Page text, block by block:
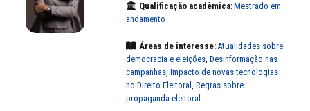
Qualificação acadêmica:Mestrado em
andamento
Áreas de interesse:Atualidades sobre
democracia e eleições, Desinformação nas
campanhas, Impacto de novas tecnologias
no Direito Eleitoral , Regras sobre
propaganda eleitoral